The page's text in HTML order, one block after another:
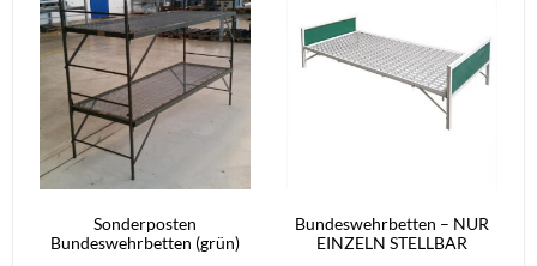
Sonderposten
Bundeswehrbetten (grün)
Bundeswehrbetten – NUR
EINZELN STELLBAR